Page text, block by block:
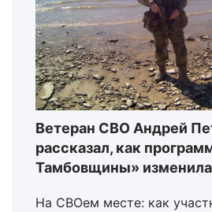
Ветеран СВО Андрей
рассказал, как
Тамбовщины» изменила
На СВОем месте: как